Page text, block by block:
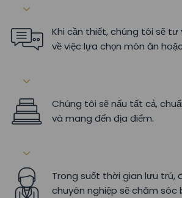
Khi cần thiết, chúng tôi sẽ tư
về việc lựa chọn món ăn
Chúng tôi sẽ nấu tất cả,
và mang đến địa điểm.
Trong suốt thời gian lưu trú,
chuyên nghiệp sẽ chăm sóc